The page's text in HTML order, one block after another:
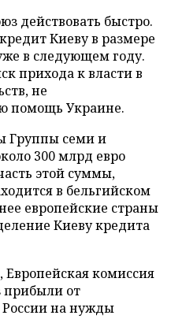
действовать быстро.
Киеву в размере
в следующем году.
прихода к власти в
не
помощь Украине.
Группы семи и
300 млрд евро
этой суммы,
в бельгийском
европейские страны
Киеву кредита
Европейская комиссия
прибыли от
России на нужды